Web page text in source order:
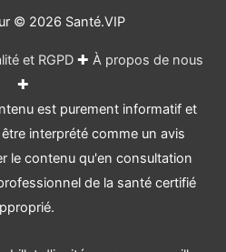
© 2026 Santé.VIP
et RGPD✚ À propos de nous
✚
est purement informatif et
interprété comme un avis
le contenu qu'en consultation
de la santé certifié